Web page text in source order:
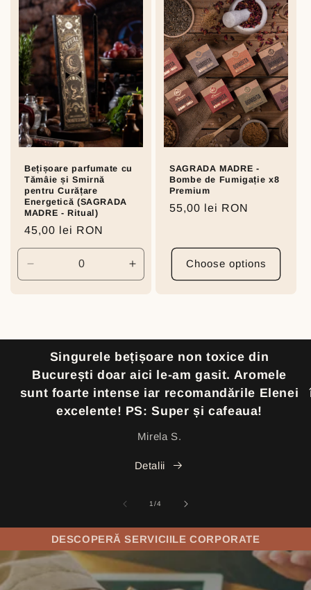
Title
Title
Title
Bețișoare parfumate cu
Tămâie și Smirnă
pentru Curățare
Energetică (SAGRADA
MADRE - Ritual)
Regular
price
45,00 lei RON
Decrease
quantity
Increase
quantity
SAGRADA MADRE -
Bombe de Fumigație x8
Premium
Regular
55,00 lei RON
Choose options
Singurele bețișoare non toxice din
București doar aici le-am gasit. Aromele
sunt foarte intense iar recomandările Elenei
excelente! PS: Super și cafeaua!
Mirela S.
Detalii
1/of
4
DESCOPERĂ SERVICIILE CORPORATE